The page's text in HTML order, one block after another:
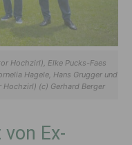
Hochzirl), Elke Pucks-Faes
Hagele, Hans Grugger und
Hochzirl) (c) Gerhard Berger
Ex-